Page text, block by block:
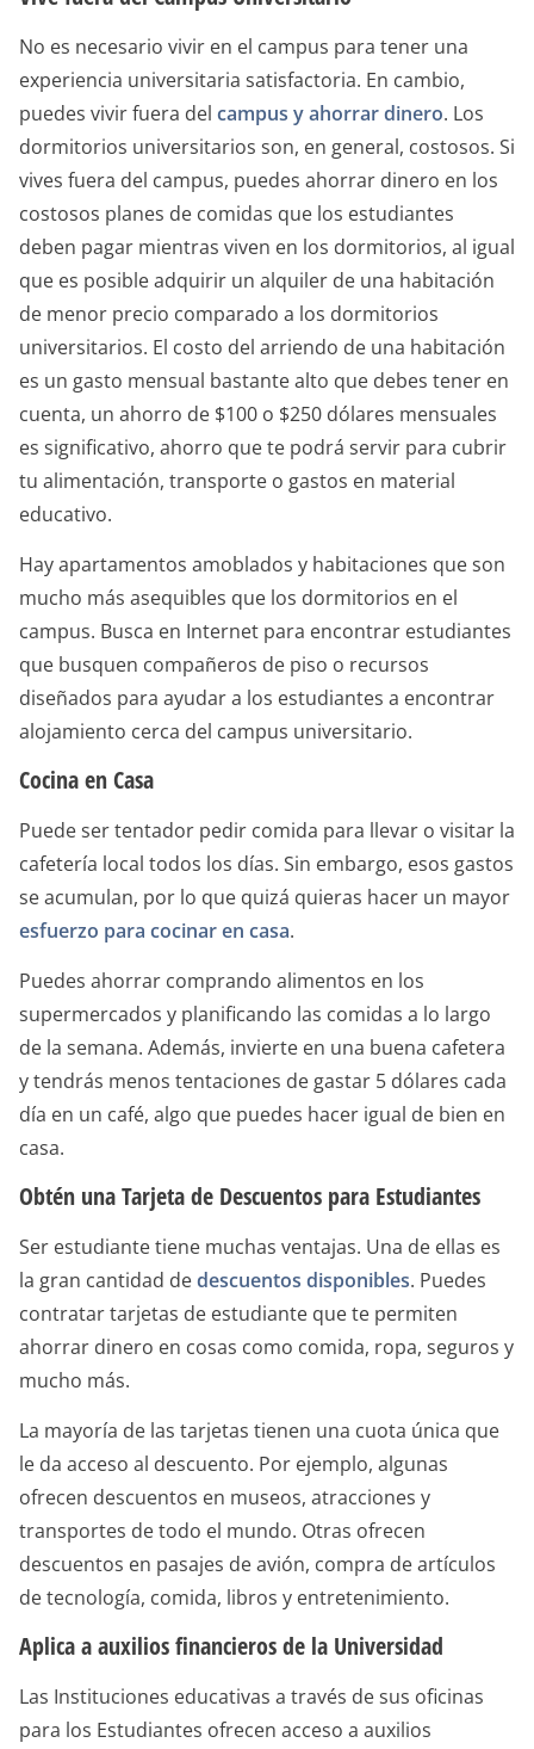
No es necesario vivir en el campus para tener una
experiencia universitaria satisfactoria. En cambio,
puedes vivir fuera del campus y ahorrar dinero. Los
dormitorios universitarios son, en general, costosos. Si
vives fuera del campus, puedes ahorrar dinero en los
costosos planes de comidas que los estudiantes
deben pagar mientras viven en los dormitorios, al igual
que es posible adquirir un alquiler de una habitación
de menor precio comparado a los dormitorios
universitarios. El costo del arriendo de una habitación
es un gasto mensual bastante alto que debes tener en
cuenta, un ahorro de $100 o $250 dólares mensuales
es significativo, ahorro que te podrá servir para cubrir
tu alimentación, transporte o gastos en material
educativo.
Hay apartamentos amoblados y habitaciones que son
mucho más asequibles que los dormitorios en el
campus. Busca en Internet para encontrar estudiantes
que busquen compañeros de piso o recursos
diseñados para ayudar a los estudiantes a encontrar
alojamiento cerca del campus universitario.
Cocina en Casa
Puede ser tentador pedir comida para llevar o visitar la
cafetería local todos los días. Sin embargo, esos gastos
se acumulan, por lo que quizá quieras hacer un mayor
esfuerzo para cocinar en casa.
Puedes ahorrar comprando alimentos en los
supermercados y planificando las comidas a lo largo
de la semana. Además, invierte en una buena cafetera
y tendrás menos tentaciones de gastar 5 dólares cada
día en un café, algo que puedes hacer igual de bien en
casa.
Obtén una Tarjeta de Descuentos para Estudiantes
Ser estudiante tiene muchas ventajas. Una de ellas es
la gran cantidad dedescuentos disponibles. Puedes
contratar tarjetas de estudiante que te permiten
ahorrar dinero en cosas como comida, ropa, seguros y
mucho más.
La mayoría de las tarjetas tienen una cuota única que
le da acceso al descuento. Por ejemplo, algunas
ofrecen descuentos en museos, atracciones y
transportes de todo el mundo. Otras ofrecen
descuentos en pasajes de avión, compra de artículos
de tecnología, comida, libros y entretenimiento.
Aplica a auxilios financieros de la Universidad
Las Instituciones educativas a través de sus oficinas
para los Estudiantes ofrecen acceso a auxilios